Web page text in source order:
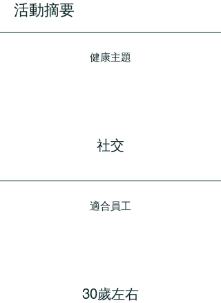
活動摘要
健康主題
社交
適合員工
30歲左右